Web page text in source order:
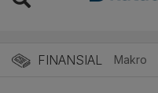
FINANSIAL Makro